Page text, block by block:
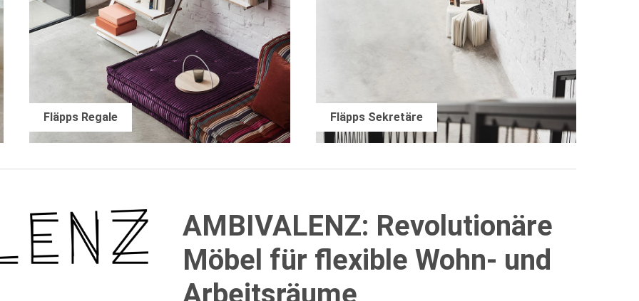
Fläpps Regale Fläpps Sekretäre
AMBIVALENZ: Revolutionäre
Möbel für flexible Wohn- und
Arbeitsräume